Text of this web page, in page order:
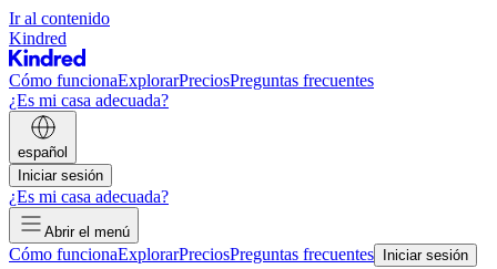
Ir al contenido
Kindred
Cómo funcionaExplorarPreciosPreguntas frecuentes
¿Es mi casa adecuada?
español
Iniciar sesión
¿Es mi casa adecuada?
Abrir el menú
Cómo funcionaExplorarPreciosPreguntas frecuentes Iniciar sesión